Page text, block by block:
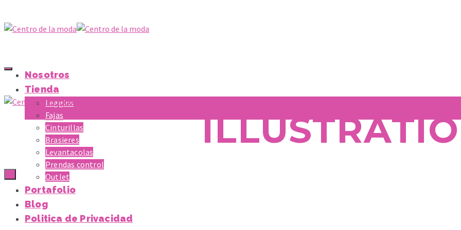
Nosotros
Tienda
Leggins
Fajas
Cinturillas
Brasieres
Levantacolas
Prendas control
Outlet
Portafolio
Blog
Politica de Privacidad